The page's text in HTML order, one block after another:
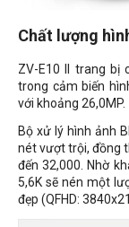
Chất lượng
ZV-E10 II trang bị
trong cảm biến
với khoảng 26,0MP.
Bộ xử lý hình ảnh
nét vượt trội, đồng
đến 32,000. Nhờ
5,6K sẽ nén một
đẹp (QFHD: